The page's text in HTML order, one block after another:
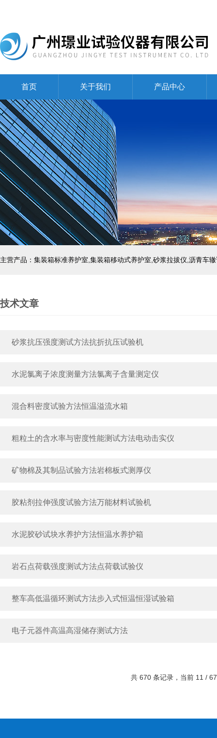
首页 关于我们 产品中心
主营产品：集装箱标准养护室,集装箱移动式养护室,砂浆拉拔仪,沥青车
技术文章
砂浆抗压强度测试方法抗折抗压试验机
水泥氯离子浓度测量方法氯离子含量测定仪
混合料密度试验方法恒温溢流水箱
粗粒土的含水率与密度性能测试方法电动击实仪
矿物棉及其制品试验方法岩棉板式测厚仪
胶粘剂拉伸强度试验方法万能材料试验机
水泥胶砂试块水养护方法恒温水养护箱
岩石点荷载强度测试方法点荷载试验仪
整车高低温循环测试方法步入式恒温恒湿试验箱
电子元器件高温高湿储存测试方法
共 670 条记录，当前 11 /